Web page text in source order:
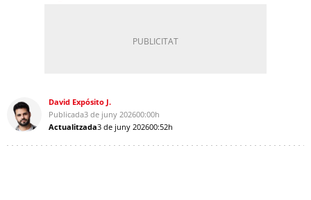
David Expósito J.
Publicada3 de juny 202600:00h
Actualitzada3 de juny 202600:52h